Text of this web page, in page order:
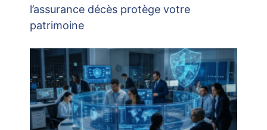
l’assurance décès protège votre
patrimoine